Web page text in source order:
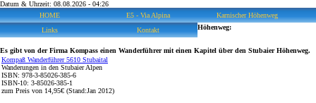
Datum & Uhrzeit: 08.08.2026 - 04:26
HOME
E5 - Via Alpina Karnischer Höhenweg
Links
Kontakt
Höhenweg:
Es gibt von der Firma Kompass einen Wanderführer mit einen Kapitel über den Stubaier Höhenweg.
Kompaß Wanderführer 5610 Stubaital
Wanderungen in den Stubaier Alpen
ISBN: 978-3-85026-385-6
ISBN-10: 3-85026-385-1
zum Preis von 14,95€ (Stand:Jan 2012)